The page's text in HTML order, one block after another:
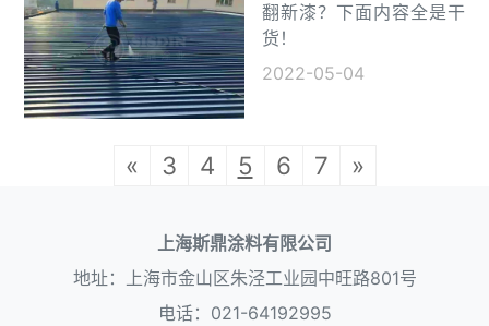
翻新漆？下面内容全是干
货！
2022-05-04
« 3 4 5 6 7 »
上海斯鼎涂料有限公司
地址：上海市金山区朱泾工业园中旺路801号
电话：021-64192995